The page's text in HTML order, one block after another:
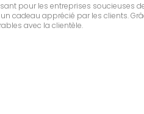
pour les entreprises soucieuses
cadeau apprécié par les clients.
avec la clientèle.